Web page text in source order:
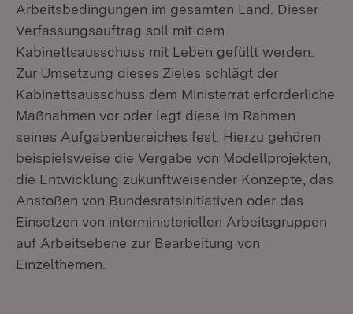
Arbeitsbedingungen im gesamten Land. Dieser
Verfassungsauftrag soll mit dem
Kabinettsausschuss mit Leben gefüllt werden.
Zur Umsetzung dieses Zieles schlägt der
Kabinettsausschuss dem Ministerrat erforderliche
Maßnahmen vor oder legt diese im Rahmen
seines Aufgabenbereiches fest. Hierzu gehören
beispielsweise die Vergabe von Modellprojekten,
die Entwicklung zukunftweisender Konzepte, das
Anstoßen von Bundesratsinitiativen oder das
Einsetzen von interministeriellen Arbeitsgruppen
auf Arbeitsebene zur Bearbeitung von
Einzelthemen.